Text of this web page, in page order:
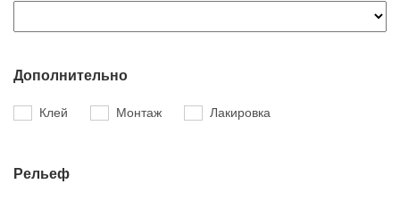
Дополнительно
Клей Монтаж Лакировка
Рельеф